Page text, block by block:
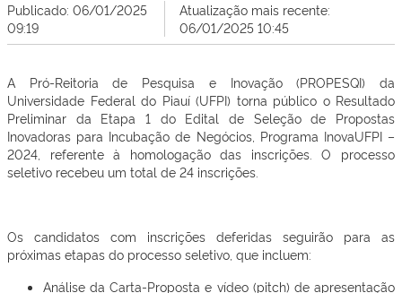
Publicado: 06/01/2025
09:19
Atualização mais recente:
06/01/2025 10:45
A Pró-Reitoria de Pesquisa e Inovação (PROPESQI) da
Universidade Federal do Piauí (UFPI) torna público o Resultado
Preliminar da Etapa 1 do Edital de Seleção de Propostas
Inovadoras para Incubação de Negócios, Programa InovaUFPI –
2024, referente à homologação das inscrições. O processo
seletivo recebeu um total de 24 inscrições.
Os candidatos com inscrições deferidas seguirão para as
próximas etapas do processo seletivo, que incluem:
Análise da Carta-Proposta e vídeo (pitch) de apresentação